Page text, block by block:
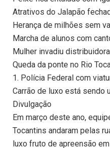
Atrativos do Jalapão
Herança de milhões sem
Marcha de alunos com
Mulher invadiu
Queda da ponte no Rio
1. Polícia Federal com
Carrão de luxo está sendo
Divulgação
Em março deste ano,
Tocantins andaram pelas
luxo fruto de apreensão